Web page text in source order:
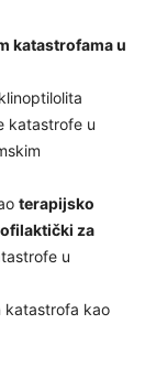
katastrofama u
katastrofe u
terapijsko
za
u
katastrofa kao